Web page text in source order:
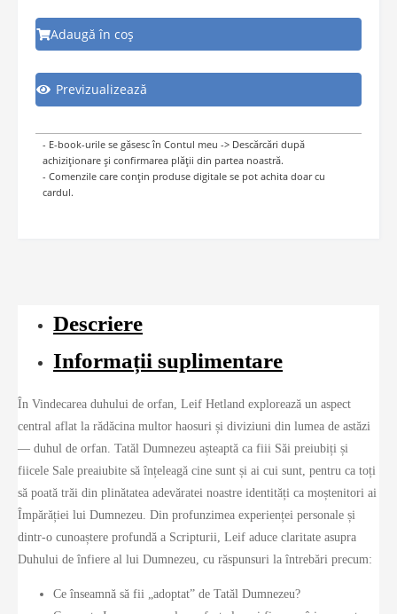
Adaugă în coș
Previzualizează
- E-book-urile se găsesc în Contul meu -> Descărcări după
achiziționare și confirmarea plății din partea noastră.
- Comenzile care conțin produse digitale se pot achita doar cu
cardul.
Descriere
Informații suplimentare
În Vindecarea duhului de orfan, Leif Hetland explorează un aspect
central aflat la rădăcina multor haosuri și diviziuni din lumea de astăzi
— duhul de orfan. Tatăl Dumnezeu așteaptă ca fiii Săi preiubiți și
fiicele Sale preaiubite să înțeleagă cine sunt și ai cui sunt, pentru ca toți
să poată trăi din plinătatea adevăratei noastre identități ca moștenitori ai
Împărăției lui Dumnezeu. Din profunzimea experienței personale și
dintr-o cunoaștere profundă a Scripturii, Leif aduce claritate asupra
Duhului de înfiere al lui Dumnezeu, cu răspunsuri la întrebări precum:
Ce înseamnă să fii „adoptat” de Tatăl Dumnezeu?